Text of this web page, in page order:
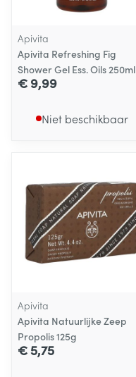
Apivita
Apivita Refreshing Fig
Shower Gel Ess. Oils 250ml
€ 9,99
Niet beschikbaar
Apivita
Apivita Natuurlijke Zeep
Propolis 125g
€ 5,75